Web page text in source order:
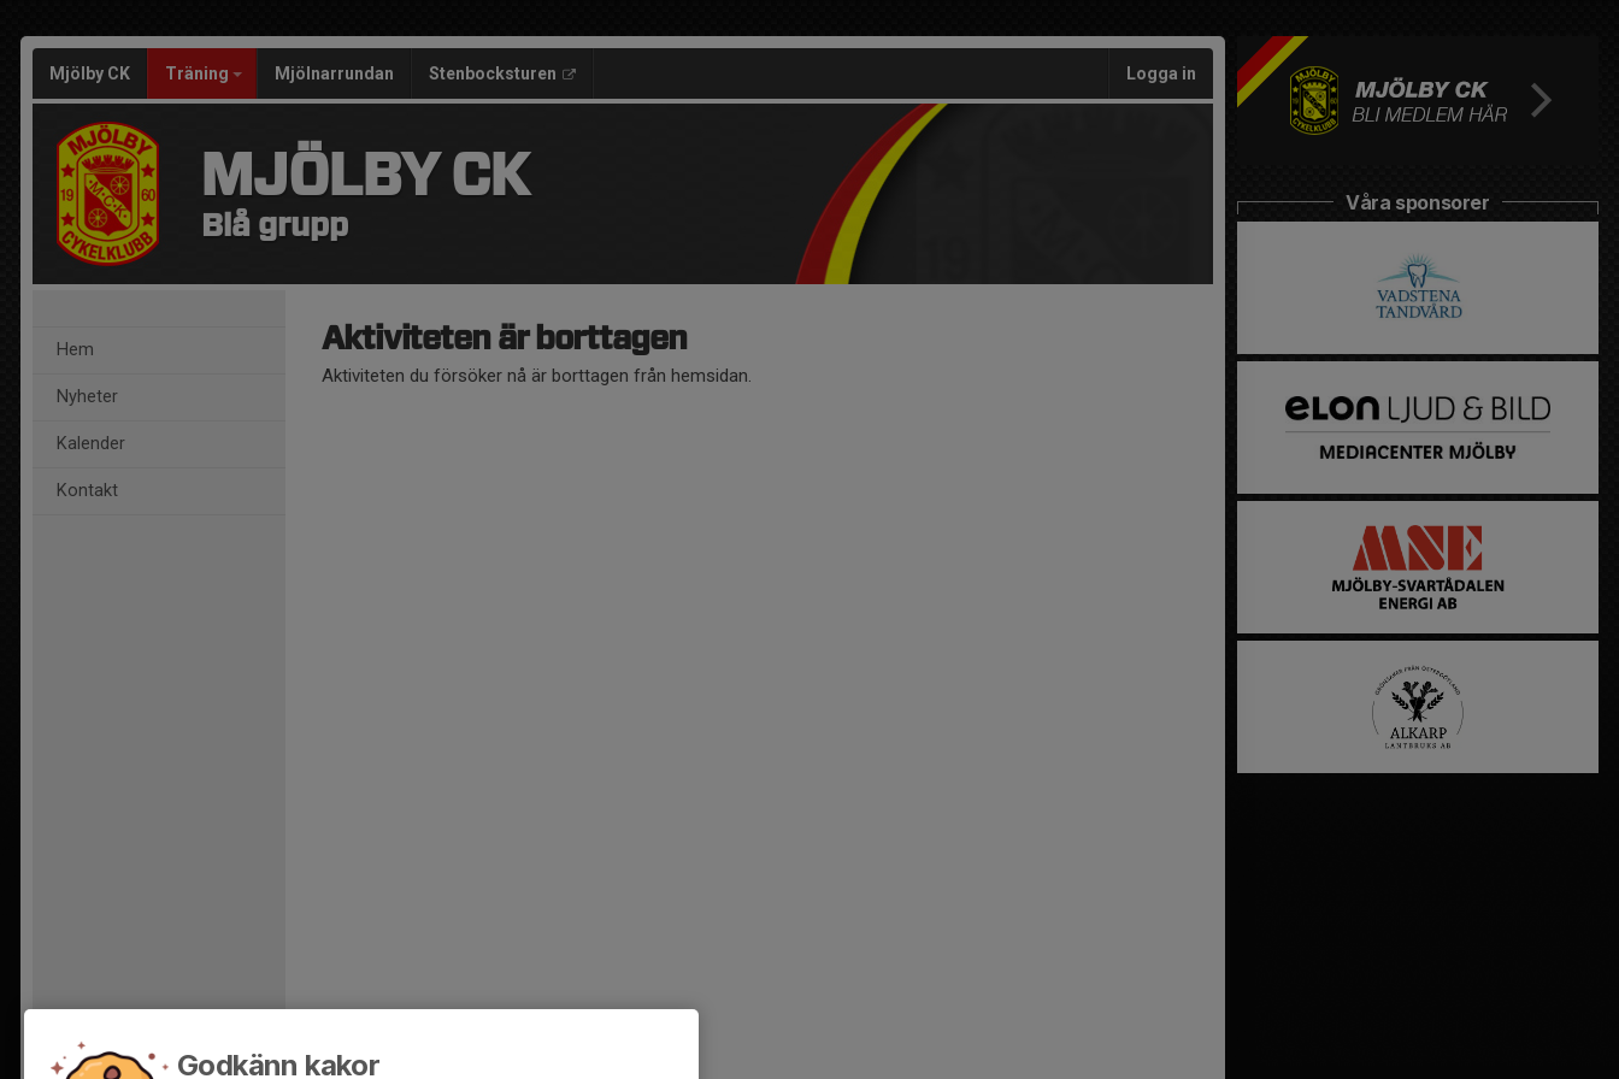
Mjölby CK Träning Mjölnarrundan Stenbocksturen Logga in
MJÖLBY CK
Blå grupp
Hem
Nyheter
Kalender
Kontakt
Aktiviteten är borttagen
Aktiviteten du försöker nå är borttagen från hemsidan.
Våra sponsorer
Godkänn kakor